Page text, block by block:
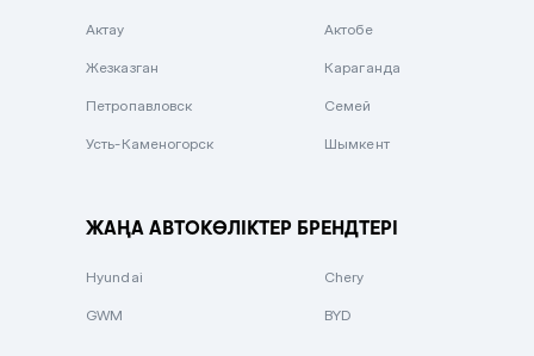
Актау Актобе
Жезказган Караганда
Петропавловск Семей
Усть-Каменогорск Шымкент
ЖАҢА АВТОКӨЛІКТЕР БРЕНДТЕРІ
Hyundai Chery
GWM BYD